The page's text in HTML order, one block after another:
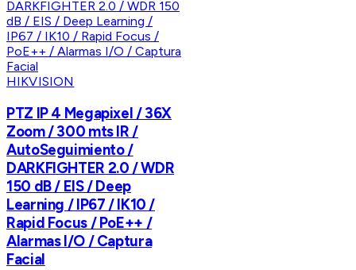
HIKVISION
PTZ IP 4 Megapixel / 36X
Zoom / 300 mts IR /
AutoSeguimiento /
DARKFIGHTER 2.0 / WDR
150 dB / EIS / Deep
Learning / IP67 / IK10 /
Rapid Focus / PoE++ /
Alarmas I/O / Captura
Facial